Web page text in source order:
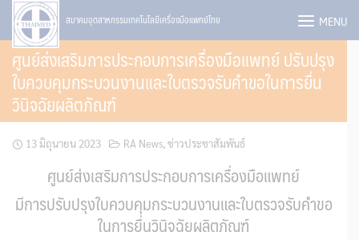
Skip
content
สมาคมอุตสาหกรรมเทคโนโลยีเครื่องมือแพทย์ไทย MENU
ศูนย์ส่งเสริมการประกอบการเครื่องมือแพทย์ ปรับปรุง
ใบควบคุมกระบวนงานและใบตรวจรับคำขอในการยื่น
วินิจฉัยผลิตภัณฑ์
13 มิถุนายน 2023 RA News, ข่าวประชาสัมพันธ์
ศูนย์ส่งเสริมการประกอบการเครื่องมือแพทย์
มีการปรับปรุงใบควบคุมกระบวนงานและใบตรวจรับคำขอ
ในการยื่นวินิจฉัยผลิตภัณฑ์